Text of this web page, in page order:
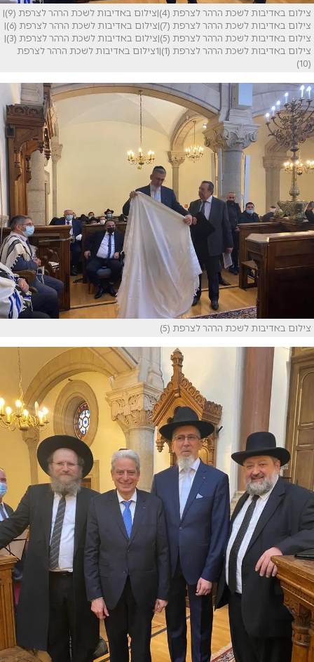
צילום באדיבות לשכת הרהר לצרפת (4)|צילום באדיבות לשכת הרהר לצרפת (9)|
צילום באדיבות לשכת הרהר לצרפת (7)|צילום באדיבות לשכת הרהר לצרפת (6)|
צילום באדיבות לשכת הרהר לצרפת (5)|צילום באדיבות לשכת הרהר לצרפת (3)|
צילום באדיבות לשכת הרהר לצרפת (1)|1צילום באדיבות לשכת הרהר לצרפת
(10)
צילום באדיבות לשכת הרהר לצרפת (5)